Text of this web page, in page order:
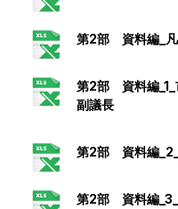
第2部 資料編_
第2部 資料編_1_
副議長
第2部 資料編
第2部 資料編_3_